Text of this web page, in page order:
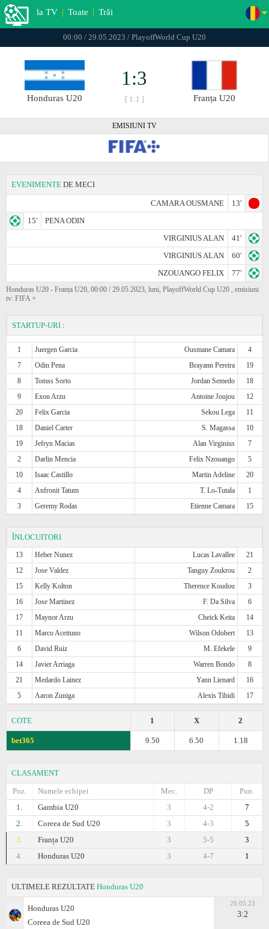
la TV | Toate | Trăi
00:00 / 29.05.2023 / PlayoffWorld Cup U20
Honduras U20
1:3
[ 1:1 ] Franța U20
EMISIUNI TV
EVENIMENTE DE MECI
CAMARA OUSMANE
13'
15'
PENA ODIN
VIRGINIUS ALAN
41'
VIRGINIUS ALAN
60'
NZOUANGO FELIX
77'
Honduras U20 - Franța U20, 00:00 / 29.05.2023, luni, PlayoffWorld Cup U20 , emisiuni
tv: FIFA +
STARTUP-URI :
1 Juergen Garcia Ousmane Camara
4
7
Odin Pena Brayann Pereira
19
8
Tomss Sorto Jordan Semedo
18
9
Exon Arzu Antoine Joujou
12
20
Felix Garcia Sekou Lega
11
18
Daniel Carter S. Magassa
10
19
Jefryn Macias Alan Virginius
7
2
Darlin Mencia Felix Nzouango
5
10
Isaac Castillo Martin Adeline
20
4
Anfronit Tatum T. Lo-Tutala
1
3
Geremy Rodas Etienne Camara 15
ÎNLOCUITORI
13 Heber Nunez Lucas Lavallee
21
12
Jose Valdez Tanguy Zoukrou
2
15
Kelly Kolton Therence Koudou
3
16
Jose Martinez F. Da Silva
6
17
Maynor Arzu Cheick Keita
14
11
Marco Aceituno Wilson Odobert
13
6
David Ruiz M. Efekele
9
14
Javier Arriaga Warren Bondo
8
21
Medardo Lainez Yann Lienard
16
5
Aaron Zuniga Alexis Tibidi 17
COTE 2
X
1
bet365 1.18
6.50
9.50
CLASAMENT
Poz.
Numele echipei Pun.
DP
Mec.
1.
Gambia U20 7
4-2
3
2.
Coreea de Sud U20 5
4-3
3
3.
Franța U20 3
5-5
3
4.
Honduras U20 1
4-7
3
ULTIMELE REZULTATE Honduras U20
Honduras U20
Coreea de Sud U20
26.05.23
3:2